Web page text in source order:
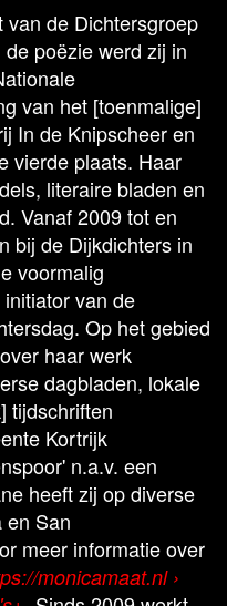
de Dichtersgroep
poëzie werd zij in
van het [toenmalige]
In de Knipscheer en
vierde plaats. Haar
literaire bladen en
Vanaf 2009 tot en
bij de Dijkdichters in
voormalig
van de
Op het gebied
haar werk
dagbladen, lokale
tijdschriften
Kortrijk
n.a.v. een
heeft zij op diverse
en San
meer informatie over
monicamaat.nl ›